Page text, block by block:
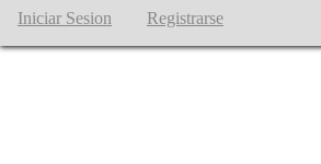
Iniciar Sesion Registrarse